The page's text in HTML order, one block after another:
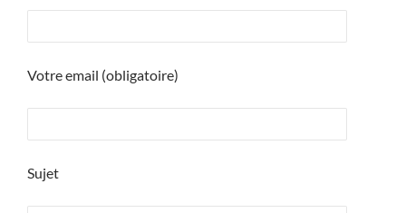
Votre email (obligatoire)
Sujet